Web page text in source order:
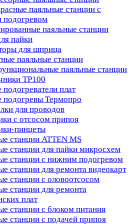
паяльные станции с
паяльные станции
пайки
для шприца
паяльные станции
паяльные станции
TP100
плат
Термопро
для проводов
с отсосом припоя
пинцеты
станции ATTEN MS
станции для пайки микросхем
станции с нижним подогревом
станции для ремонта видеокарт
станции с оловоотсосом
станции для ремонта
плат
станции с блоком питания
станции с подачей припоя